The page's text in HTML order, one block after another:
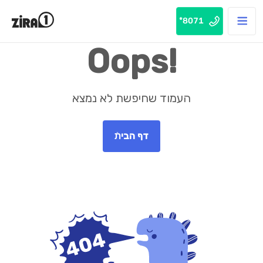
8071*
Oops!
העמוד שחיפשת לא נמצא
דף הביתֿ